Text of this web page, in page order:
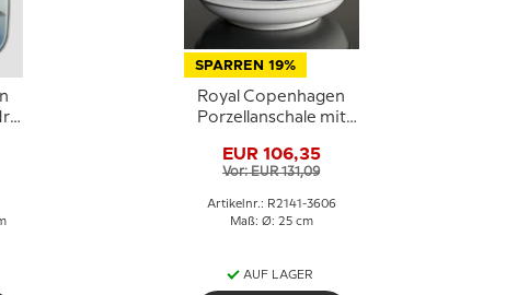
SPARREN 19%
Royal Copenhagen
Porzellanschale mit
3606
EUR 106,35
Vor: EUR 131,09
Artikelnr.: R2141-3606
Maß: Ø: 25 cm
AUF LAGER